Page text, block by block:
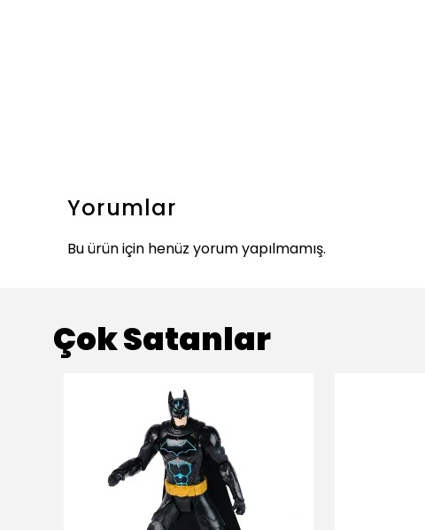
Yorumlar
Bu ürün için henüz yorum yapılmamış.
Çok Satanlar